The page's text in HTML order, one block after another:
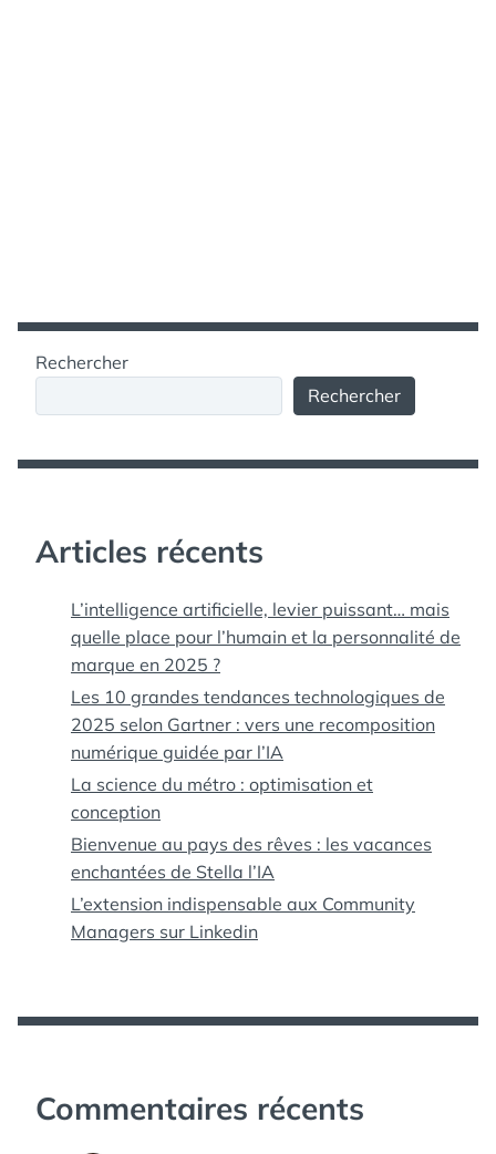
Rechercher
Rechercher
Articles récents
L’intelligence artificielle, levier puissant… mais
quelle place pour l’humain et la personnalité de
marque en 2025 ?
Les 10 grandes tendances technologiques de
2025 selon Gartner : vers une recomposition
numérique guidée par l’IA
La science du métro : optimisation et
conception
Bienvenue au pays des rêves : les vacances
enchantées de Stella l’IA
L’extension indispensable aux Community
Managers sur Linkedin
Commentaires récents